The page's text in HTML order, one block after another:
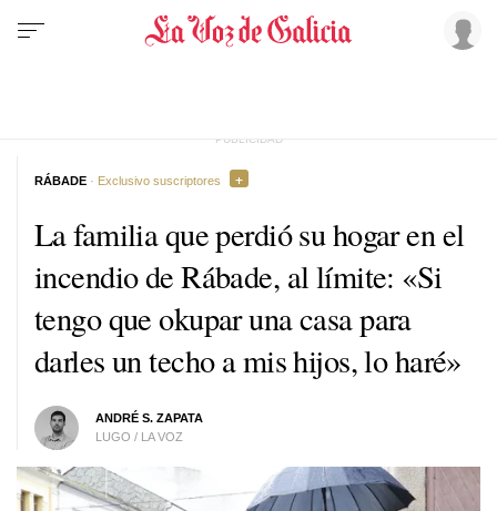
La familia que perdió su hogar en el
incendio de Rábade, al límite: «Si
tengo que okupar una casa para
darles un techo a mis hijos, lo haré»
ANDRÉ S. ZAPATA
LUGO / LA VOZ
RÁBADE · Exclusivo suscriptores